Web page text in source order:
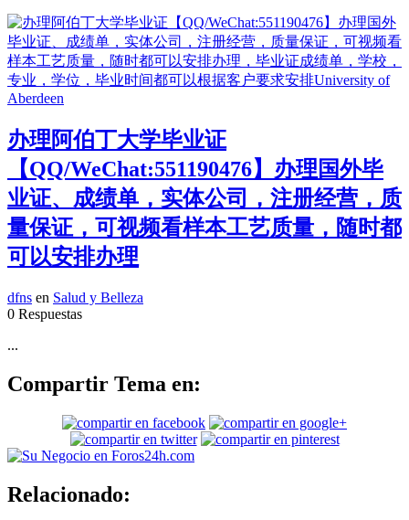
办理阿伯丁大学毕业证
【QQ/WeChat:551190476】办理国外毕
业证、成绩单，实体公司，注册经营，质
量保证，可视频看样本工艺质量，随时都
可以安排办理
dfns en Salud y Belleza
0 Respuestas
...
Compartir Tema en:
Relacionado: